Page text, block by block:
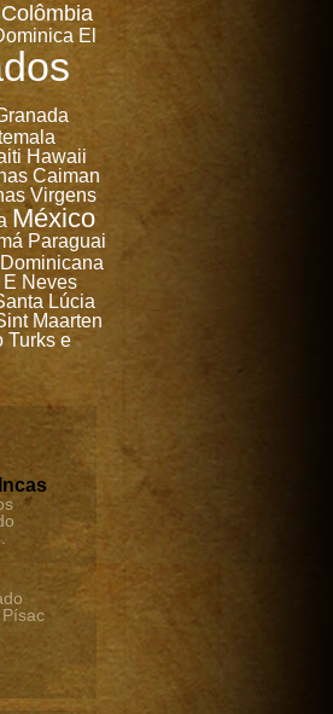
Colômbia
El
Hawaii
Caiman
Virgens
México
Paraguai
E Neves
Lúcia
Maarten
Turks e